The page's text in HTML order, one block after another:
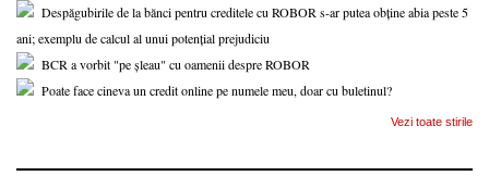
Despăgubirile de la bănci pentru creditele cu ROBOR s-ar putea obține abia peste 5
ani; exemplu de calcul al unui potențial prejudiciu
BCR a vorbit "pe șleau" cu oamenii despre ROBOR
Poate face cineva un credit online pe numele meu, doar cu buletinul?
Vezi toate stirile